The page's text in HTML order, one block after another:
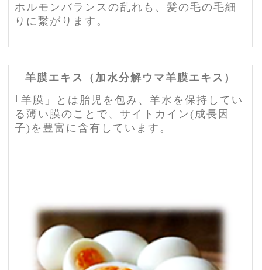
ホルモンバランスの乱れも、髪の毛の毛細
りに繋がります。
羊膜エキス（加水分解ウマ羊膜エキス）
｢羊膜」とは胎児を包み、羊水を保持してい
る薄い膜のことで、サイトカイン(成長因
子)を豊富に含有しています。